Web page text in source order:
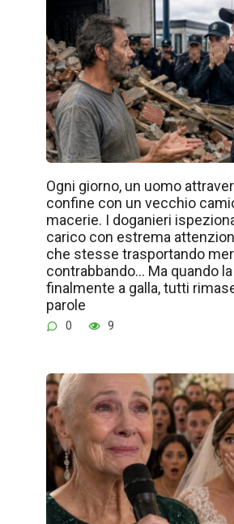
Ogni giorno, un uomo
confine con un vecchio
macerie. I doganieri
carico con estrema
che stesse trasportando
contrabbando… Ma quando
finalmente a galla, tutti
parole
0 9